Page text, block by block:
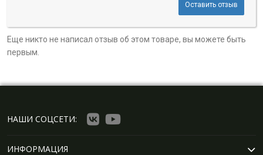
Оставить отзыв
Еще никто не написал отзыв об этом товаре, вы можете быть
первым.
НАШИ СОЦСЕТИ:
ИНФОРМАЦИЯ